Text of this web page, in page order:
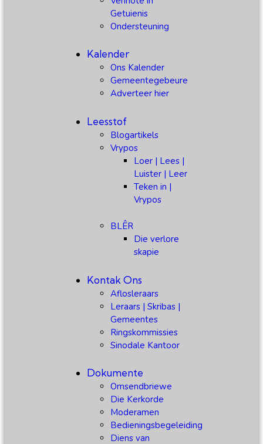
Getuienis
Ondersteuning
Kalender
Ons Kalender
Gemeentegebeure
Adverteer hier
Leesstof
Blogartikels
Vrypos
Loer | Lees |
Luister | Leer
Teken in |
Vrypos
BLÊR
Die verlore
skapie
Kontak Ons
Aflosleraars
Leraars | Skribas |
Gemeentes
Ringskommissies
Sinodale Kantoor
Dokumente
Omsendbriewe
Die Kerkorde
Moderamen
Bedieningsbegeleiding
Diens van